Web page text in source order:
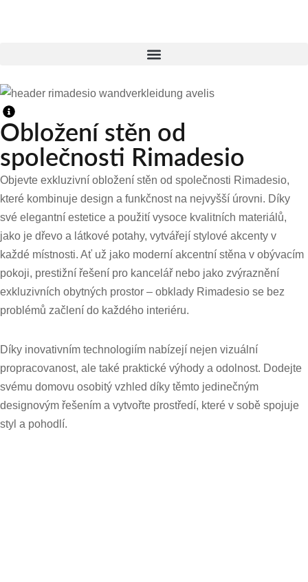
Obložení stěn od
společnosti Rimadesio
Objevte exkluzivní obložení stěn od společnosti Rimadesio,
které kombinuje design a funkčnost na nejvyšší úrovni. Díky
své elegantní estetice a použití vysoce kvalitních materiálů,
jako je dřevo a látkové potahy, vytvářejí stylové akcenty v
každé místnosti. Ať už jako moderní akcentní stěna v obývacím
pokoji, prestižní řešení pro kancelář nebo jako zvýraznění
exkluzivních obytných prostor – obklady Rimadesio se bez
problémů začlení do každého interiéru.
Díky inovativním technologiím nabízejí nejen vizuální
propracovanost, ale také praktické výhody a odolnost. Dodejte
svému domovu osobitý vzhled díky těmto jedinečným
designovým řešením a vytvořte prostředí, které v sobě spojuje
styl a pohodlí.